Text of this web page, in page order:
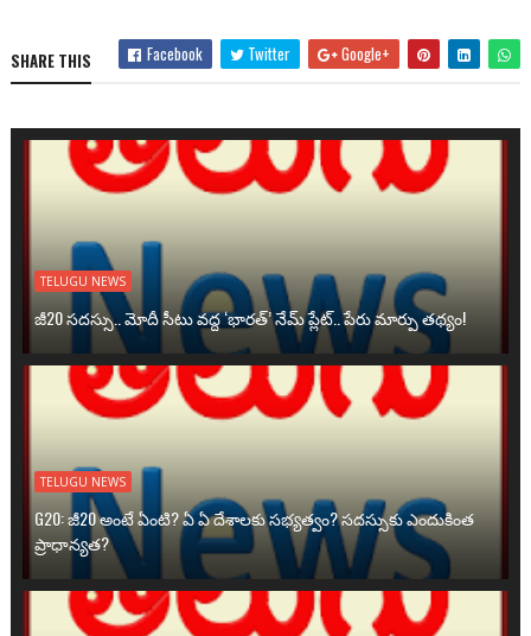
SHARE THIS Facebook Twitter Google+
TELUGU NEWS
జీ20 సదస్సు.. మోదీ సీటు వద్ద ‘భారత్’ నేమ్ ప్లేట్‌.. పేరు మార్పు తథ్యం!
TELUGU NEWS
G20: జీ20 అంటే ఏంటి? ఏ ఏ దేశాలకు సభ్యత్వం? సదస్సుకు ఎందుకింత
ప్రాధాన్యత?